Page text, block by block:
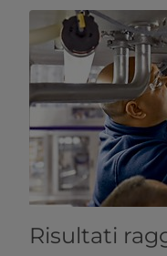
Risultati